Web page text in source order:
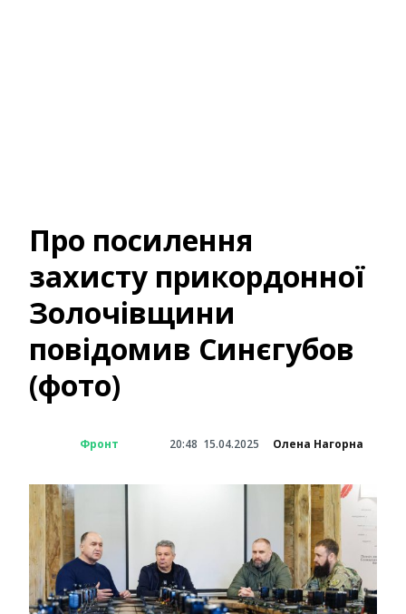
Про посилення
захисту прикордонної
Золочівщини
повідомив Синєгубов
(фото)
Фронт 20:48 15.04.2025 Олена Нагорна